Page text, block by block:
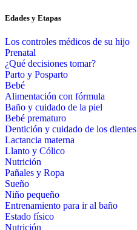
Edades y Etapas
Los controles médicos de su hijo
Prenatal
¿Qué decisiones tomar?
Parto y Posparto
Bebé
Alimentación con fórmula
Baño y cuidado de la piel
Bebé prematuro
Dentición y cuidado de los dientes
Lactancia materna
Llanto y Cólico
Nutrición
Pañales y Ropa
Sueño
Niño pequeño
Entrenamiento para ir al baño
Estado físico
Nutrición